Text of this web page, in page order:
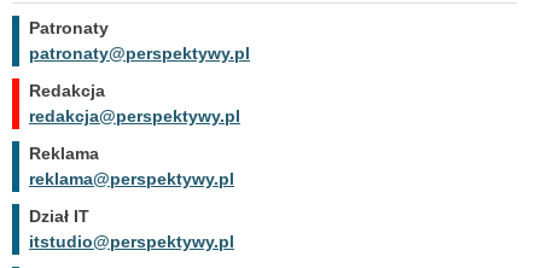
Patronaty
patronaty@perspektywy.pl
Redakcja
redakcja@perspektywy.pl
Reklama
reklama@perspektywy.pl
Dział IT
itstudio@perspektywy.pl